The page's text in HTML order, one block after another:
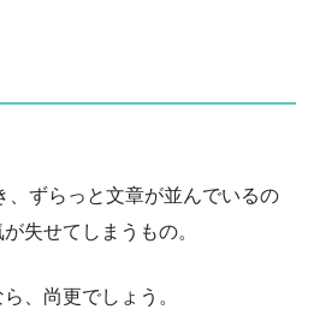
、ずらっと文章が並んでいるの
失せてしまうもの。
、尚更でしょう。